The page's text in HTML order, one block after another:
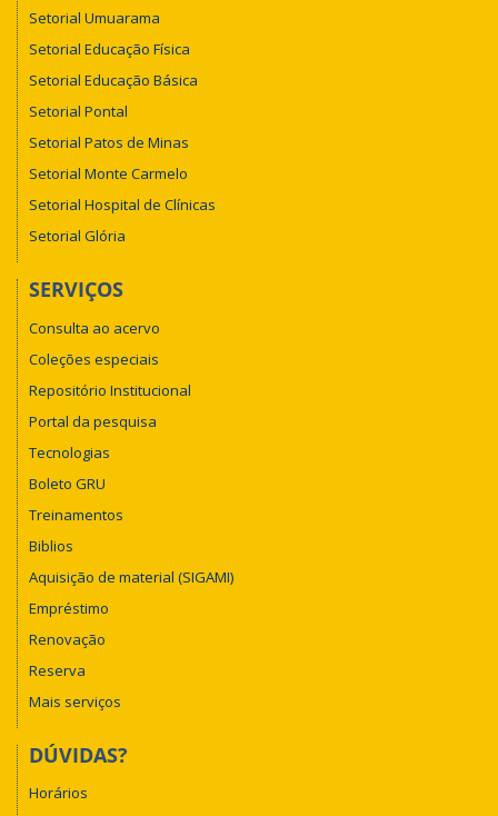
Setorial Umuarama
Setorial Educação Física
Setorial Educação Básica
Setorial Pontal
Setorial Patos de Minas
Setorial Monte Carmelo
Setorial Hospital de Clínicas
Setorial Glória
SERVIÇOS
Consulta ao acervo
Coleções especiais
Repositório Institucional
Portal da pesquisa
Tecnologias
Boleto GRU
Treinamentos
Biblios
Aquisição de material (SIGAMI)
Empréstimo
Renovação
Reserva
Mais serviços
DÚVIDAS?
Horários